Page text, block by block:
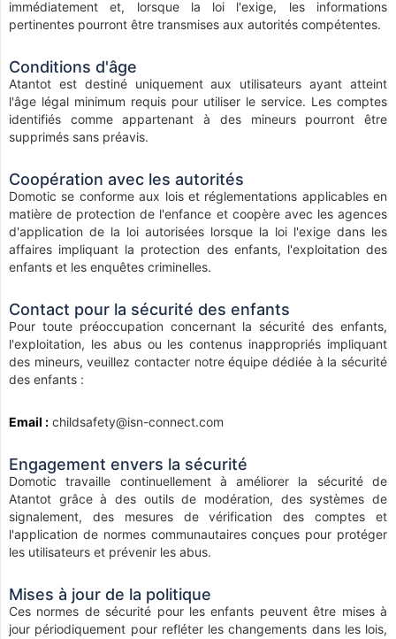
immédiatement et, lorsque la loi l'exige, les informations
pertinentes pourront être transmises aux autorités compétentes.
Conditions d'âge
Atantot est destiné uniquement aux utilisateurs ayant atteint
l'âge légal minimum requis pour utiliser le service. Les comptes
identifiés comme appartenant à des mineurs pourront être
supprimés sans préavis.
Coopération avec les autorités
Domotic se conforme aux lois et réglementations applicables en
matière de protection de l'enfance et coopère avec les agences
d'application de la loi autorisées lorsque la loi l'exige dans les
affaires impliquant la protection des enfants, l'exploitation des
enfants et les enquêtes criminelles.
Contact pour la sécurité des enfants
Pour toute préoccupation concernant la sécurité des enfants,
l'exploitation, les abus ou les contenus inappropriés impliquant
des mineurs, veuillez contacter notre équipe dédiée à la sécurité
des enfants :
Email : childsafety@isn-connect.com
Engagement envers la sécurité
Domotic travaille continuellement à améliorer la sécurité de
Atantot grâce à des outils de modération, des systèmes de
signalement, des mesures de vérification des comptes et
l'application de normes communautaires conçues pour protéger
les utilisateurs et prévenir les abus.
Mises à jour de la politique
Ces normes de sécurité pour les enfants peuvent être mises à
jour périodiquement pour refléter les changements dans les lois,